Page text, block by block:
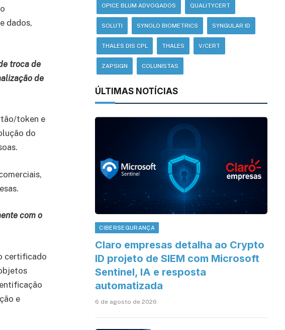
dados,
troca de
de
token e
do
com o
certificado
e
OPICE BLUM ADVOGADOS QUALITYCERT
SOLUTI SYNOLO BIOMETRICS SYNGULAR ID
THALES DIS CPL THALES V/CERT
ZAPSIGN COLUNISTAS
ÚLTIMAS NOTÍCIAS
CIBERSEGURANÇA
Claro empresas detalha ao Crypto
ID projeto de SIEM com Microsoft
Sentinel, IA e resposta
automatizada
6 de agosto de 2026